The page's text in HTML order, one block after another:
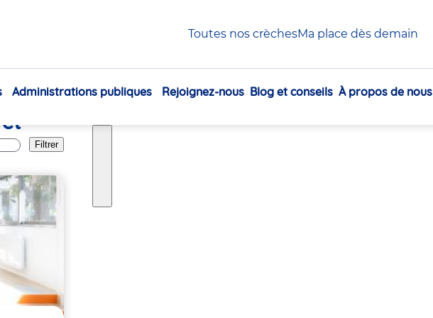
Toutes nos crèchesMa place dès demain
Navigation
Administrations publiques Rejoignez-nous Blog et conseils À propos de nous
Filtrer
30
30